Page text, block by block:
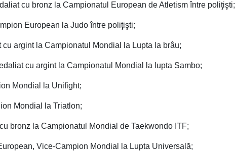
cu bronz la Campionatul European de Atletism între poliţişti;
European la Judo între poliţişti;
cu argint la Campionatul Mondial la Lupta la brâu;
cu argint la Campionatul Mondial la lupta Sambo;
Mondial la Unifight;
Mondial la Triatlon;
bronz la Campionatul Mondial de Taekwondo ITF;
Vice-Campion Mondial la Lupta Universală;